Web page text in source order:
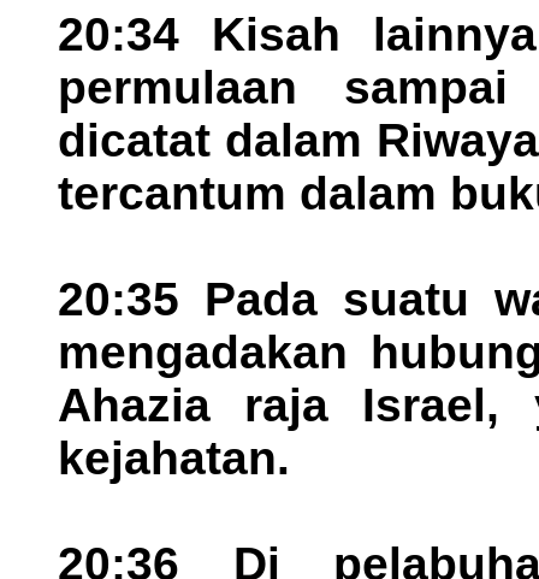
20:34 Kisah
permulaan
dicatat dalam
tercantum dalam
20:35 Pada suatu
mengadakan
Ahazia raja Israel,
kejahatan.
20:36 Di